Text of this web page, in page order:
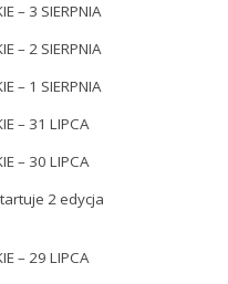
– 3 SIERPNIA
– 2 SIERPNIA
– 1 SIERPNIA
– 31 LIPCA
– 30 LIPCA
2 edycja
– 29 LIPCA